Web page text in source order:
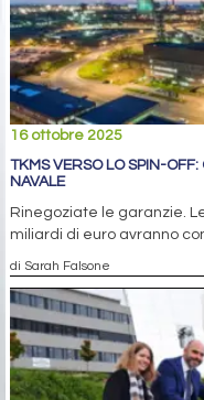
16 ottobre 2025
TKMS VERSO LO SPIN-
NAVALE
Rinegoziate le garanzie.
miliardi di euro avranno
di Sarah Falsone